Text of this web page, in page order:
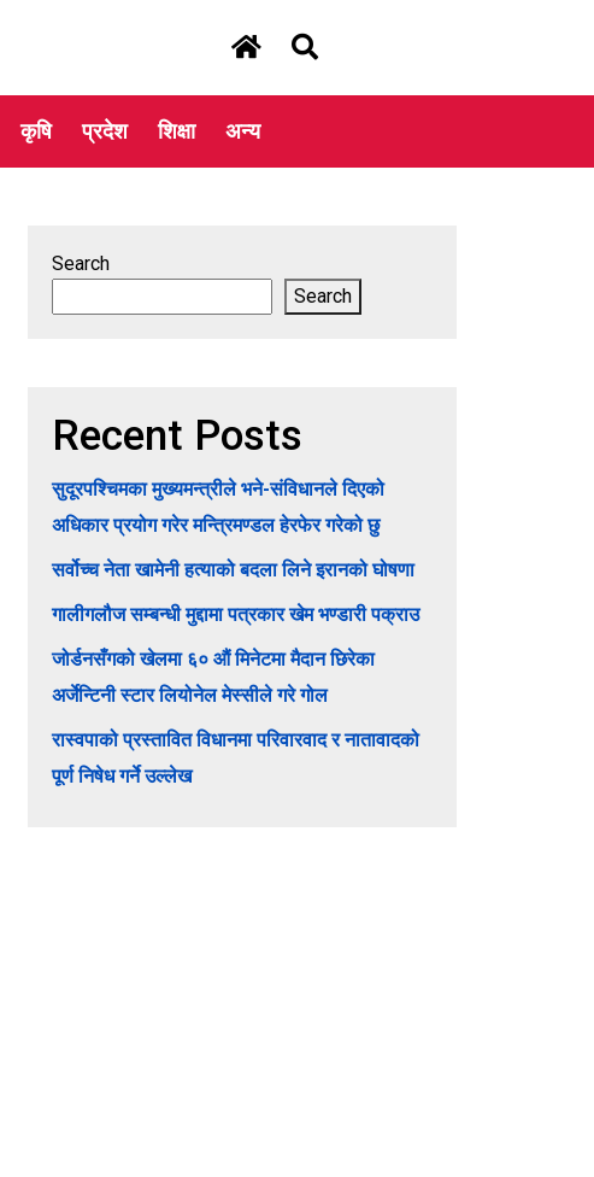
कृषि प्रदेश शिक्षा अन्य
Search
Search
Recent Posts
सुदूरपश्चिमका मुख्यमन्त्रीले भने-संविधानले दिएको
अधिकार प्रयोग गरेर मन्त्रिमण्डल हेरफेर गरेको छु
सर्वोच्च नेता खामेनी हत्याको बदला लिने इरानको घोषणा
गालीगलौज सम्बन्धी मुद्दामा पत्रकार खेम भण्डारी पक्राउ
जोर्डनसँगको खेलमा ६० औं मिनेटमा मैदान छिरेका
अर्जेन्टिनी स्टार लियोनेल मेस्सीले गरे गोल
रास्वपाको प्रस्तावित विधानमा परिवारवाद र नातावादको
पूर्ण निषेध गर्ने उल्लेख